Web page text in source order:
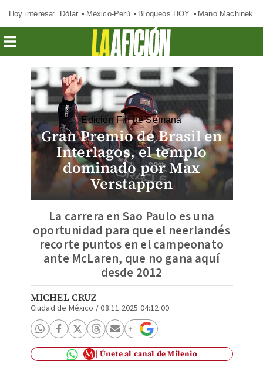
Hoy interesa: Dólar México-Perú Bloqueos HOY Mano Machinek
Gran Premio de Brasil en
Interlagos, el templo
dominado por Max
Verstappen
Edición Fin de Semana
La carrera en Sao Paulo es una
oportunidad para que el neerlandés
recorte puntos en el campeonato
ante McLaren, que no gana aquí
desde 2012
MICHEL CRUZ
Ciudad de México /08.11.2025 04:12:00
Únete al canal de Milenio